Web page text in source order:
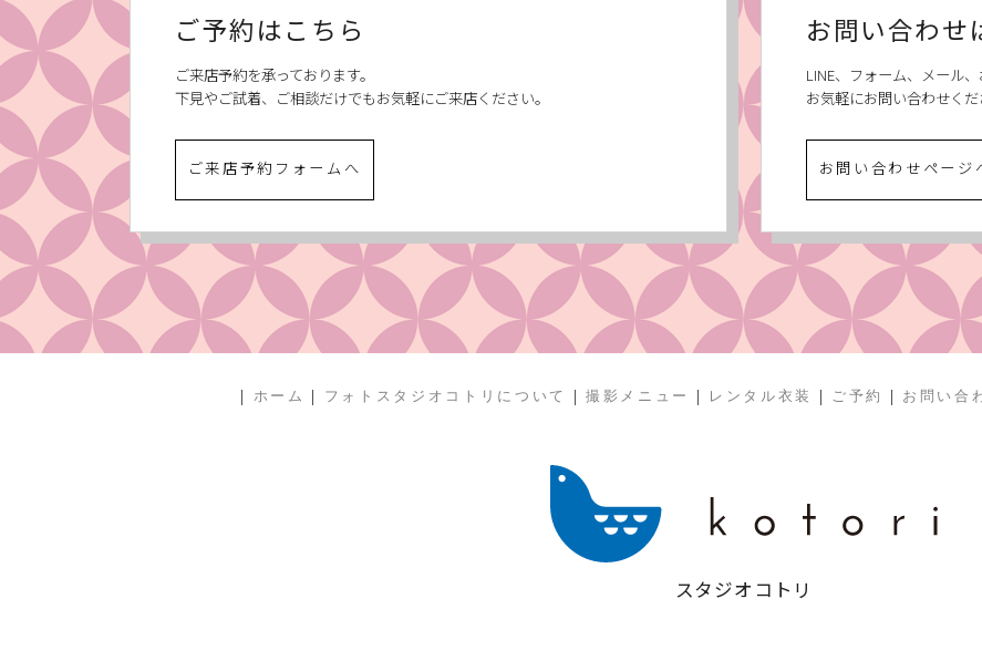
ご予約はこちら
ご来店予約を承っております。
下見やご試着、ご相談だけでもお気軽にご来店ください。
ご来店予約フォームへ
お問い合わせ
LINE、フォーム、メール
お気軽にお問い合わせくだ
お問い合わせページ
| ホーム | フォトスタジオコトリについて | 撮影メニュー | レンタル衣装 | ご予約 | お問い合
スタジオコトリ